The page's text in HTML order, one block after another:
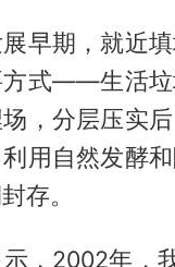
早期，就近
方式——生活垃
，分层压实
用自然发酵
存。
，2002年，